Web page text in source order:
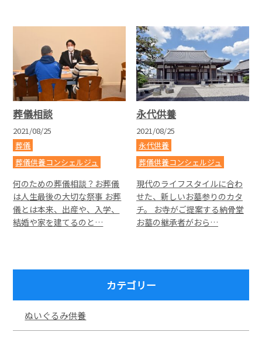
葬儀相談
2021/08/25
葬儀
葬儀供養コンシェルジュ
何のための葬儀相談？お葬儀
は人生最後の大切な祭事 お葬
儀とは本来、出産や、入学、
結婚や家を建てるのと…
永代供養
2021/08/25
永代供養
葬儀供養コンシェルジュ
現代のライフスタイルに合わ
せた、新しいお墓参りのカタ
チ。 お寺がご提案する納骨堂
お墓の継承者がおら…
カテゴリー
ぬいぐるみ供養